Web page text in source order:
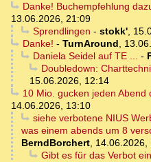
Danke! Buchempfehlung
13.06.2026, 21:09
Sprendlingen - stokk',
Danke! - TurnAround,
Daniela Seidel auf TE ... -
Doubledown:
15.06.2026, 12:14
10 Mio. gucken jeden Abend
14.06.2026, 13:10
siehe verbotene NIUS
was einem abends um 8
BerndBorchert, 14.06.2026,
Gibt es für das Verbot